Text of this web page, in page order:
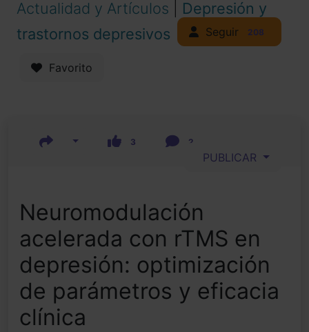
Actualidad y Artículos
Depresión y
trastornos depresivos
Seguir 208
Favorito
3 2
PUBLICAR
Neuromodulación
acelerada con rTMS en
depresión: optimización
de parámetros y eficacia
clínica